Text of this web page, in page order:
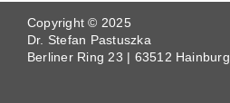
Copyright © 2025
Dr. Stefan Pastuszka
Berliner Ring 23 | 63512 Hainburg